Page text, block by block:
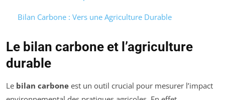
Bilan Carbone : Vers une Agriculture Durable
Le bilan carbone et l’agriculture
durable
Le bilan carbone est un outil crucial pour mesurer l’impact